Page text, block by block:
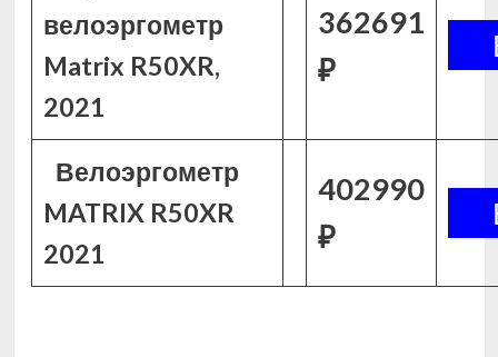
велоэргометр
Matrix R50XR,
2021
362691
₽
Велоэргометр
MATRIX R50XR
2021
402990
₽